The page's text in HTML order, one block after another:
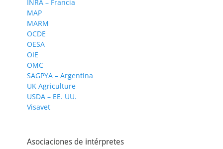
INRA – Francia
MAP
MARM
OCDE
OESA
OIE
OMC
SAGPYA – Argentina
UK Agriculture
USDA – EE. UU.
Visavet
Asociaciones de intérpretes